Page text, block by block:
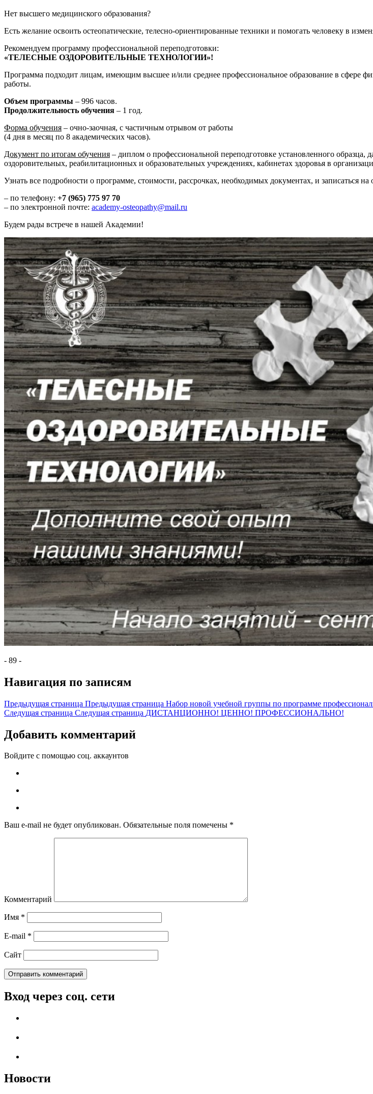
Нет высшего медицинского образования?
Есть желание освоить остеопатические, телесно-ориентированные техники и помогать человеку в
Рекомендуем программу профессиональной переподготовки:
«ТЕЛЕСНЫЕ ОЗДОРОВИТЕЛЬНЫЕ ТЕХНОЛОГИИ»!
Программа подходит лицам, имеющим высшее и/или среднее профессиональное образование в сфере
работы.
Объем программы – 996 часов.
Продолжительность обучения – 1 год.
Форма обучения – очно-заочная, с частичным отрывом от работы
(4 дня в месяц по 8 академических часов).
Документ по итогам обучения – диплом о профессиональной переподготовке установленного
оздоровительных, реабилитационных и образовательных учреждениях, кабинетах здоровья в
Узнать все подробности о программе, стоимости, рассрочках, необходимых документах, и записаться
– по телефону: +7 (965) 775 97 70
– по электронной почте: academy-osteopathy@mail.ru
Будем рады встрече в нашей Академии!
- 89 -
Навигация по записям
Предыдущая страница Предыдущая страница Набор новой учебной группы по программе
Следущая страница Следущая страница ДИСТАНЦИОННО! ЦЕННО! ПРОФЕССИОНАЛЬНО!
Добавить комментарий
Войдите с помощью соц. аккаунтов
Ваш e-mail не будет опубликован. Обязательные поля помечены *
Комментарий
Имя *
E-mail *
Сайт
Вход через соц. сети
Новости